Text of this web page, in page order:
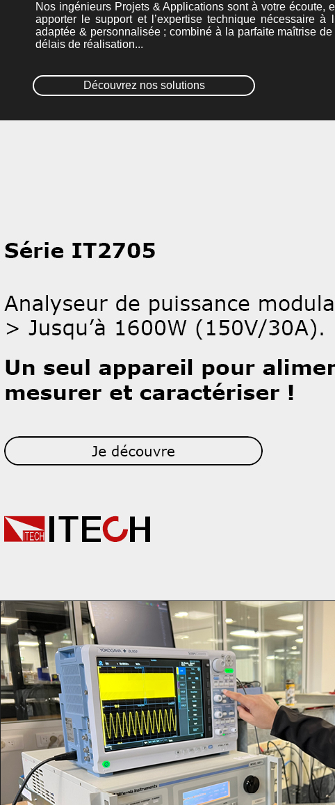
Nos ingénieurs Projets & Applications sont à votre écoute,
apporter le support et l’expertise technique nécessaire à
adaptée & personnalisée ; combiné à la parfaite maîtrise
délais de réalisation...
Découvrez nos solutions